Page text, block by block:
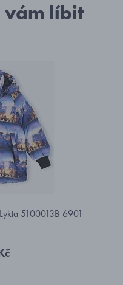
vám líbit
5100013B-6901